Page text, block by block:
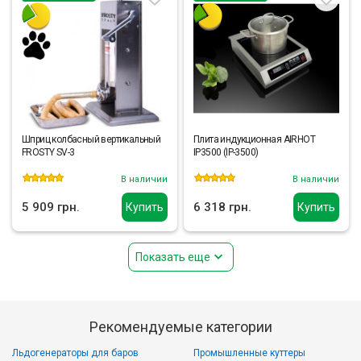
Купить
Шприц колбасный вертикальный
FROSTY SV-3
В наличии
5 909 грн. Купить
Плита индукционная AIRHOT
IP3500 (IP-3500)
В наличии
6 318 грн.
Показать еще
Рекомендуемые категории
Льдогенераторы для баров Промышленные куттеры